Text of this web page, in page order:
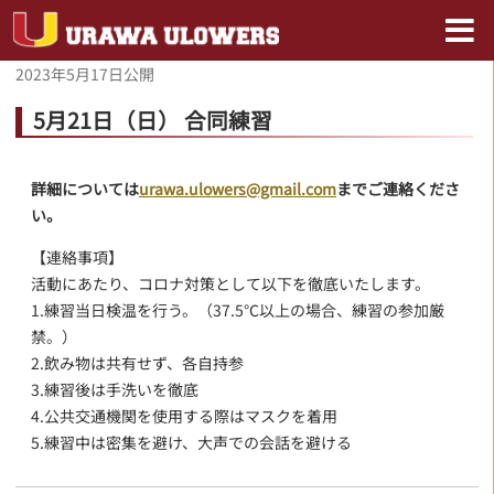
2023年5月17日公開
5月21日（日） 合同練習
詳細についてはurawa.ulowers@gmail.comまでご連絡くださ
い。
【連絡事項】
活動にあたり、コロナ対策として以下を徹底いたします。
1.練習当日検温を行う。（37.5℃以上の場合、練習の参加厳
禁。）
2.飲み物は共有せず、各自持参
3.練習後は手洗いを徹底
4.公共交通機関を使用する際はマスクを着用
5.練習中は密集を避け、大声での会話を避ける